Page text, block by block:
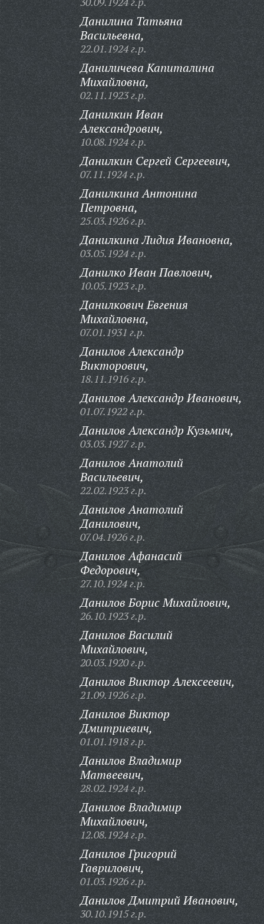
Данилина Татьяна
Васильевна,
22.01.1924 г.р.
Даниличева Капиталина
Михайловна,
02.11.1923 г.р.
Данилкин Иван
Александрович,
10.08.1924 г.р.
Данилкин Сергей Сергеевич,
07.11.1924 г.р.
Данилкина Антонина
Петровна,
25.03.1926 г.р.
Данилкина Лидия Ивановна,
03.05.1924 г.р.
Данилко Иван Павлович,
10.05.1923 г.р.
Данилкович Евгения
Михайловна,
07.01.1931 г.р.
Данилов Александр
Викторович,
18.11.1916 г.р.
Данилов Александр Иванович,
01.07.1922 г.р.
Данилов Александр Кузьмич,
03.03.1927 г.р.
Данилов Анатолий
Васильевич,
22.02.1923 г.р.
Данилов Анатолий
Данилович,
07.04.1926 г.р.
Данилов Афанасий
Федорович,
27.10.1924 г.р.
Данилов Борис Михайлович,
26.10.1923 г.р.
Данилов Василий
Михайлович,
20.03.1920 г.р.
Данилов Виктор Алексеевич,
21.09.1926 г.р.
Данилов Виктор
Дмитриевич,
01.01.1918 г.р.
Данилов Владимир
Матвеевич,
28.02.1924 г.р.
Данилов Владимир
Михайлович,
12.08.1924 г.р.
Данилов Григорий
Гаврилович,
01.03.1926 г.р.
Данилов Дмитрий Иванович,
30.10.1915 г.р.